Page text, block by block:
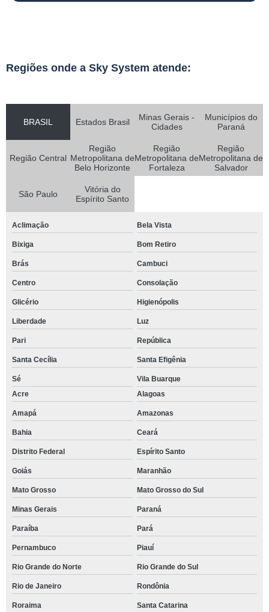
Regiões onde a Sky System atende:
BRASIL Estados Brasil
Minas Gerais -
Cidades
Municípios do
Paraná
Região Central
Região
Metropolitana de
Belo Horizonte
Região
Metropolitana de
Fortaleza
Região
Metropolitana de
Salvador
São Paulo
Vitória do
Espírito Santo
Aclimação Bela Vista
Bixiga Bom Retiro
Brás Cambuci
Centro Consolação
Glicério Higienópolis
Liberdade Luz
Pari República
Santa Cecília Santa Efigênia
Sé
Vila Buarque
Acre
Alagoas
Amapá Amazonas
Bahia Ceará
Distrito Federal Espírito Santo
Goiás Maranhão
Mato Grosso Mato Grosso do Sul
Minas Gerais Paraná
Paraíba Pará
Pernambuco Piauí
Rio Grande do Norte Rio Grande do Sul
Rio de Janeiro Rondônia
Roraima Santa Catarina